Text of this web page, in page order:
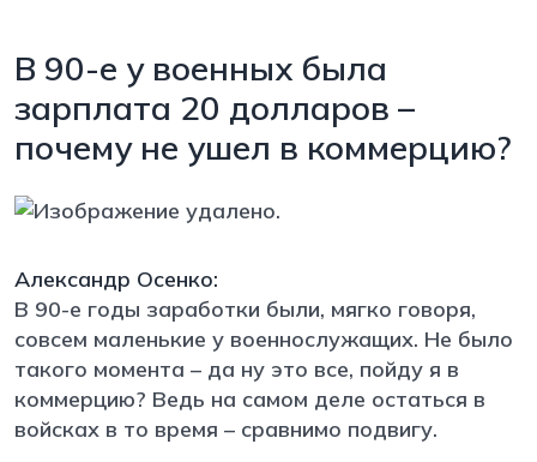
В 90-е у военных была
зарплата 20 долларов –
почему не ушел в коммерцию?
Александр Осенко:
В 90-е годы заработки были, мягко говоря,
совсем маленькие у военнослужащих. Не было
такого момента – да ну это все, пойду я в
коммерцию? Ведь на самом деле остаться в
войсках в то время – сравнимо подвигу.